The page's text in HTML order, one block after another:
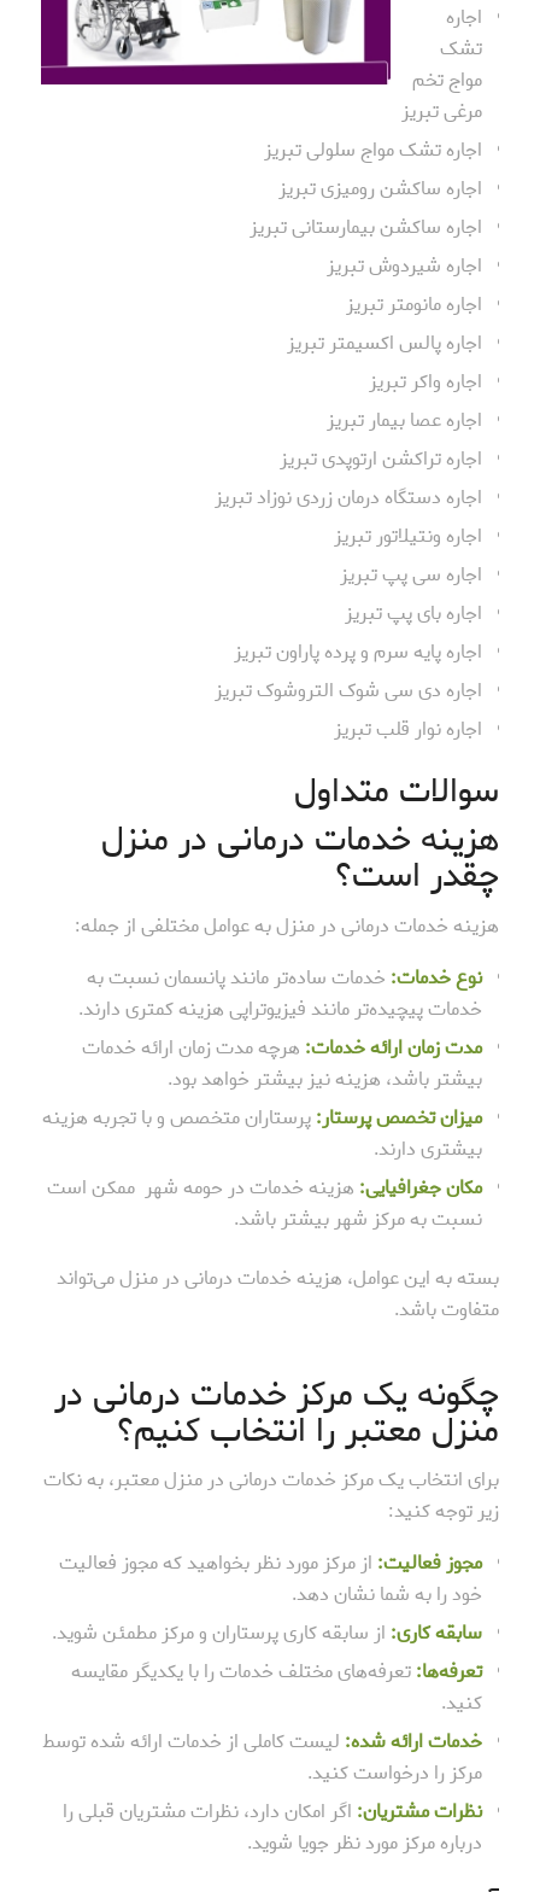
اجاره
تشک
مواج تخم
مرغی تبریز
اجاره تشک مواج سلولی تبریز
اجاره ساکشن رومیزی تبریز
اجاره ساکشن بیمارستانی تبریز
اجاره شیردوش تبریز
اجاره مانومتر تبریز
اجاره پالس اکسیمتر تبریز
اجاره واکر تبریز
اجاره عصا بیمار تبریز
اجاره تراکشن ارتوپدی تبریز
اجاره دستگاه درمان زردی نوزاد تبریز
اجاره ونتیلاتور تبریز
اجاره سی پپ تبریز
اجاره بای پپ تبریز
اجاره پایه سرم و پرده پاراون تبریز
اجاره دی سی شوک التروشوک تبریز
اجاره نوار قلب تبریز
سوالات متداول
هزینه خدمات درمانی در منزل
چقدر است؟
هزینه خدمات درمانی در منزل به عوامل مختلفی از جمله:
نوع خدمات: خدمات ساده‌تر مانند پانسمان نسبت به
خدمات پیچیده‌تر مانند فیزیوتراپی هزینه کمتری دارند.
مدت زمان ارائه خدمات: هرچه مدت زمان ارائه خدمات
بیشتر باشد، هزینه نیز بیشتر خواهد بود.
میزان تخصص پرستار:پرستاران متخصص و با تجربه هزینه
بیشتری دارند.
مکان جغرافیایی: هزینه خدمات در حومه شهر ممکن است
نسبت به مرکز شهر بیشتر باشد.
بسته به این عوامل، هزینه خدمات درمانی در منزل می‌تواند
متفاوت باشد.
چگونه یک مرکز خدمات درمانی در
منزل معتبر را انتخاب کنیم؟
برای انتخاب یک مرکز خدمات درمانی در منزل معتبر، به نکات
زیر توجه کنید:
مجوز فعالیت: از مرکز مورد نظر بخواهید که مجوز فعالیت
خود را به شما نشان دهد.
سابقه کاری: از سابقه کاری پرستاران و مرکز مطمئن شوید.
تعرفه‌ها:تعرفه‌های مختلف خدمات را با یکدیگر مقایسه
کنید.
خدمات ارائه شده: لیست کاملی از خدمات ارائه شده توسط
مرکز را درخواست کنید.
نظرات مشتریان: اگر امکان دارد، نظرات مشتریان قبلی را
درباره مرکز مورد نظر جویا شوید.